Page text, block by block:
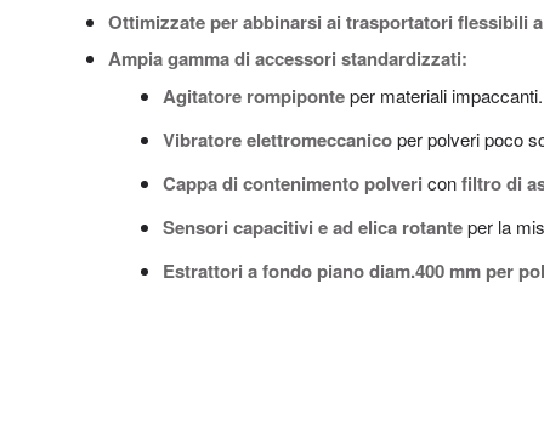
Ottimizzate per abbinarsi ai trasportatori flessibili
Ampia gamma di accessori standardizzati:
Agitatore rompiponteper materiali impaccanti.
Vibratore elettromeccanicoper polveri poco
Cappa di contenimento polveri confiltro di
Sensori capacitivi e ad elica rotanteper la
Estrattori a fondo piano diam.400 mm per